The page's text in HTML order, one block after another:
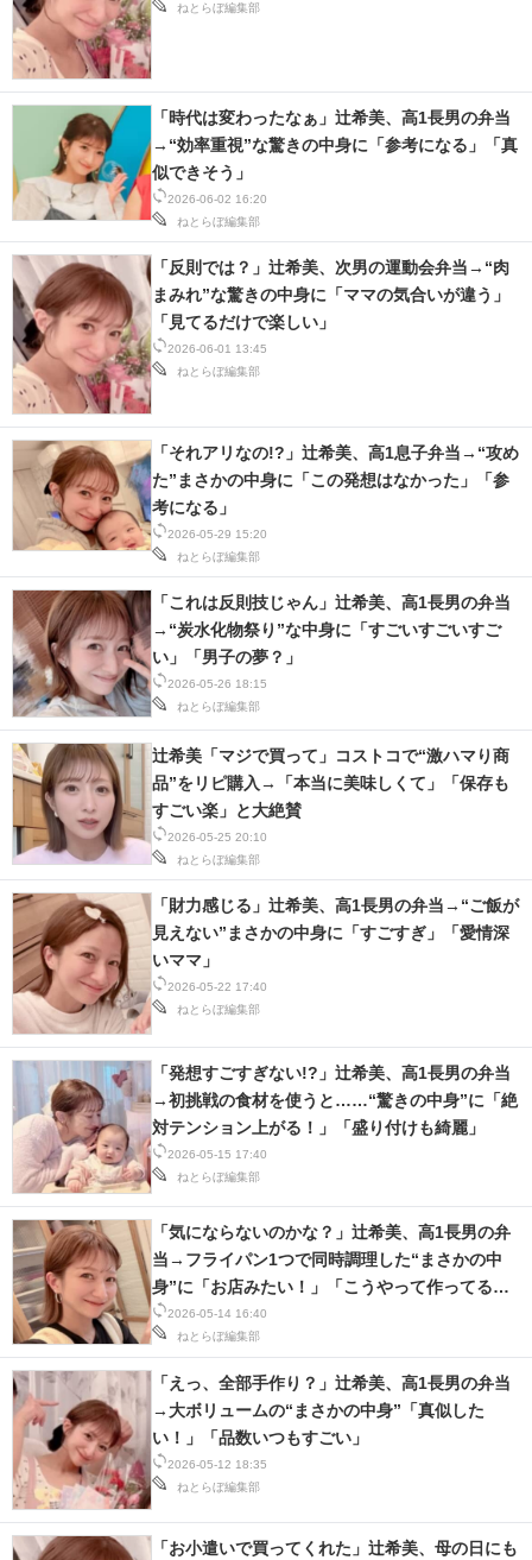
ねとらぼ編集部
2026-06-02 16:20
ねとらぼ編集部
「時代は変わったなぁ」辻希美、高1長男の弁当
→“効率重視”な驚きの中身に「参考になる」「真
似できそう」
2026-06-01 13:45
ねとらぼ編集部
「反則では？」辻希美、次男の運動会弁当→“肉
まみれ”な驚きの中身に「ママの気合いが違う」
「見てるだけで楽しい」
2026-05-29 15:20
ねとらぼ編集部
「それアリなの!?」辻希美、高1息子弁当→“攻め
た”まさかの中身に「この発想はなかった」「参
考になる」
2026-05-26 18:15
ねとらぼ編集部
「これは反則技じゃん」辻希美、高1長男の弁当
→“炭水化物祭り”な中身に「すごいすごいすご
い」「男子の夢？」
2026-05-25 20:10
ねとらぼ編集部
辻希美「マジで買って」コストコで“激ハマり商
品”をリピ購入→「本当に美味しくて」「保存も
すごい楽」と大絶賛
2026-05-22 17:40
ねとらぼ編集部
「財力感じる」辻希美、高1長男の弁当→“ご飯が
見えない”まさかの中身に「すごすぎ」「愛情深
いママ」
2026-05-15 17:40
ねとらぼ編集部
「発想すごすぎない!?」辻希美、高1長男の弁当
→初挑戦の食材を使うと……“驚きの中身”に「絶
対テンション上がる！」「盛り付けも綺麗」
2026-05-14 16:40
ねとらぼ編集部
「気にならないのかな？」辻希美、高1長男の弁
当→フライパン1つで同時調理した“まさかの中
身”に「お店みたい！」「こうやって作ってるん
だ」
2026-05-12 18:35
ねとらぼ編集部
「えっ、全部手作り？」辻希美、高1長男の弁当
→大ボリュームの“まさかの中身”「真似した
い！」「品数いつもすごい」
「お小遣いで買ってくれた」辻希美、母の日にも